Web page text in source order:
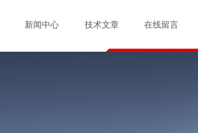
新闻中心 技术文章 在线留言